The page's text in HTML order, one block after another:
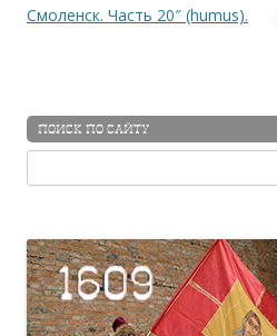
Смоленск. Часть 20″ (humus).
ПОИСК ПО САЙТУ